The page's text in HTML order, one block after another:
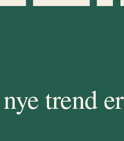
trend er